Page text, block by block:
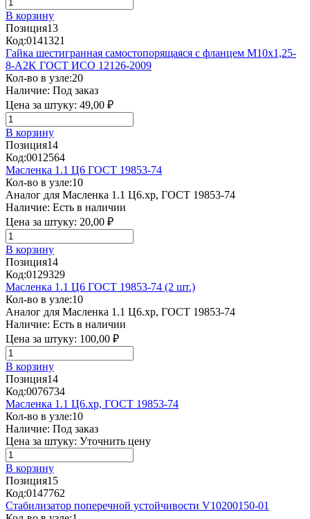
В корзину
Позиция13
Код:0141321
Гайка шестигранная самостопорящаяся с фланцем M10х1,25-
8-A2K ГОСТ ИСО 12126-2009
Кол-во в узле:20
Наличие: Под заказ
Цена за штуку: 49,00 ₽
В корзину
Позиция14
Код:0012564
Масленка 1.1 Ц6 ГОСТ 19853-74
Кол-во в узле:10
Аналог для Масленка 1.1 Ц6.хр, ГОСТ 19853-74
Наличие: Есть в наличии
Цена за штуку: 20,00 ₽
В корзину
Позиция14
Код:0129329
Масленка 1.1 Ц6 ГОСТ 19853-74 (2 шт.)
Кол-во в узле:10
Аналог для Масленка 1.1 Ц6.хр, ГОСТ 19853-74
Наличие: Есть в наличии
Цена за штуку: 100,00 ₽
В корзину
Позиция14
Код:0076734
Масленка 1.1 Ц6.хр, ГОСТ 19853-74
Кол-во в узле:10
Наличие: Под заказ
Цена за штуку: Уточнить цену
В корзину
Позиция15
Код:0147762
Стабилизатор поперечной устойчивости V10200150-01